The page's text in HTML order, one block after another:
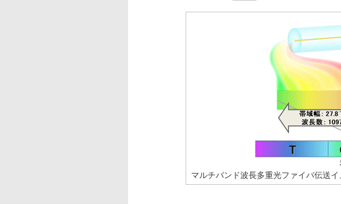
マルチバンド波長多重光ファイバ伝送イ